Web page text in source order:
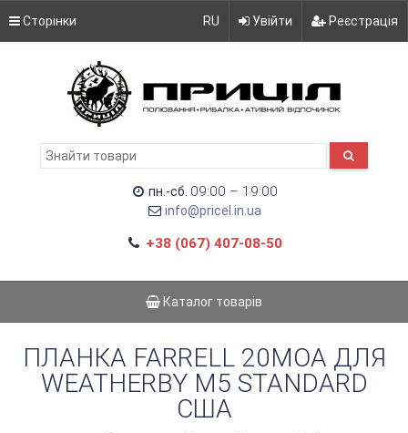
Сторінки RU Увійти Реєстрація
пн.-сб. 09:00 – 19:00
info@pricel.in.ua
+38 (067) 407-08-50
Каталог товарів
ПЛАНКА FARRELL 20MOA ДЛЯ
WEATHERBY M5 STANDARD
США